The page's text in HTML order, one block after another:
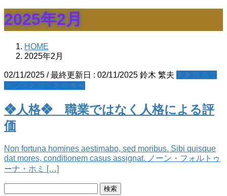
2025年2月
HOME
2025年2月
02/11/2025 / 最終更新日 : 02/11/2025 鈴木 繁夫
❖人格❖ 職業ではなく人格による評
価
Non fortuna homines aestimabo, sed moribus. Sibi quisque
dat mores, conditionem casus assignat. ノーン・フォルトゥ
ーナ・ホミ […]